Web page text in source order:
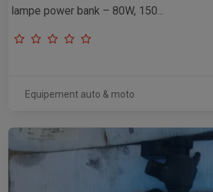
lampe power bank – 80W, 150...
Equipement auto & moto